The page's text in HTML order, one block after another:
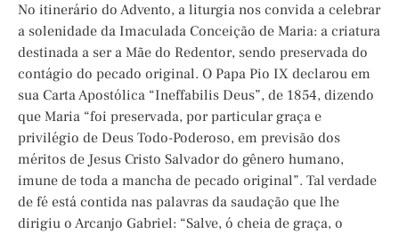
No itinerário do Advento, a liturgia nos convida a celebrar
a solenidade da Imaculada Conceição de Maria: a criatura
destinada a ser a Mãe do Redentor, sendo preservada do
contágio do pecado original. O Papa Pio IX declarou em
sua Carta Apostólica “Ineffabilis Deus”, de 1854, dizendo
que Maria “foi preservada, por particular graça e
privilégio de Deus Todo-Poderoso, em previsão dos
méritos de Jesus Cristo Salvador do gênero humano,
imune de toda a mancha de pecado original”. Tal verdade
de fé está contida nas palavras da saudação que lhe
dirigiu o Arcanjo Gabriel: “Salve, ó cheia de graça, o